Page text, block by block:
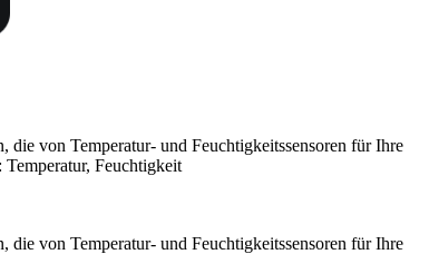
die von Temperatur- und Feuchtigkeitssensoren für Ihre
Feuchtigkeit
die von Temperatur- und Feuchtigkeitssensoren für Ihre